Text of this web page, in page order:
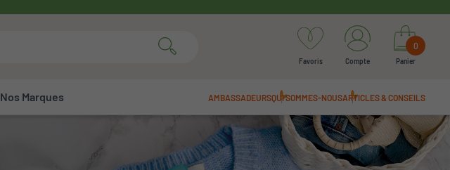
Favoris Compte
0
Panier
Nos Marques AMBASSADEURSQUI SOMMES-NOUSARTICLES & CONSEILS